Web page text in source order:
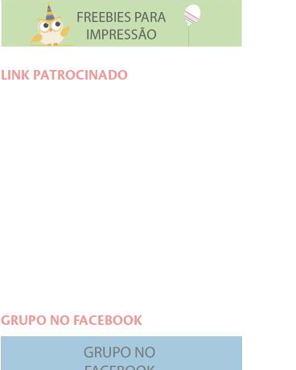
LINK PATROCINADO
GRUPO NO FACEBOOK